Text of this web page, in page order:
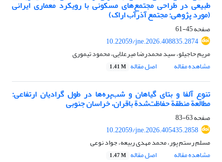
طبیعی در طراحی مجتمع‌های مسکونی با رویکرد معماری ایرانی
(مورد پژوهی: مجتمع آذرآب اراک)
صفحه45-61
10.22059/jne.2026.408835.2874
مریم حاجیلو، سید محمدرضا میرعلایی، محمود تیموری
مشاهده مقاله
اصل مقاله 1.41 M
تنوع آلفا و بتای گیاهان و شب‌پره‌ها در طول گرادیان ارتفاعی:
مطالعة منطقة حفاظت‌شدة باقران، خراسان جنوبی
صفحه63-83
10.22059/jne.2026.405435.2858
مسلم رستم پور، محمد مهدی ربیعه، جواد نوعی
مشاهده مقاله
اصل مقاله 1.47 M